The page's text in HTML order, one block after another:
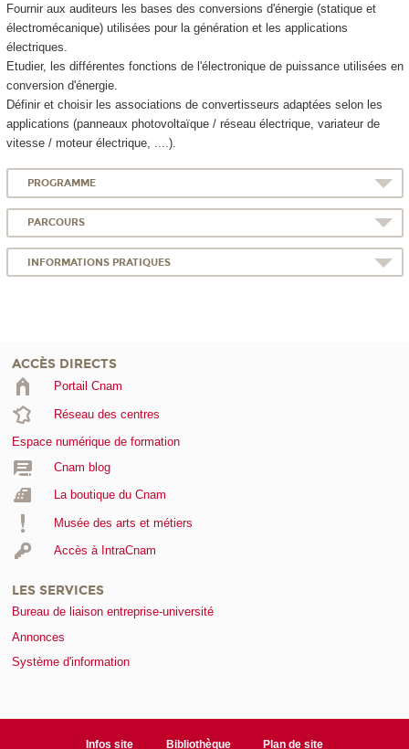
Fournir aux auditeurs les bases des conversions d'énergie (statique et
électromécanique) utilisées pour la génération et les applications
électriques.
Etudier, les différentes fonctions de l'électronique de puissance utilisées en
conversion d'énergie.
Définir et choisir les associations de convertisseurs adaptées selon les
applications (panneaux photovoltaïque / réseau électrique, variateur de
vitesse / moteur électrique, ....).
PROGRAMME
PARCOURS
INFORMATIONS PRATIQUES
ACCÈS DIRECTS
Portail Cnam
Réseau des centres
Espace numérique de formation
Cnam blog
La boutique du Cnam
Musée des arts et métiers
Accès à IntraCnam
LES SERVICES
Bureau de liaison entreprise-université
Annonces
Système d'information
Infos site Bibliothèque Plan de site